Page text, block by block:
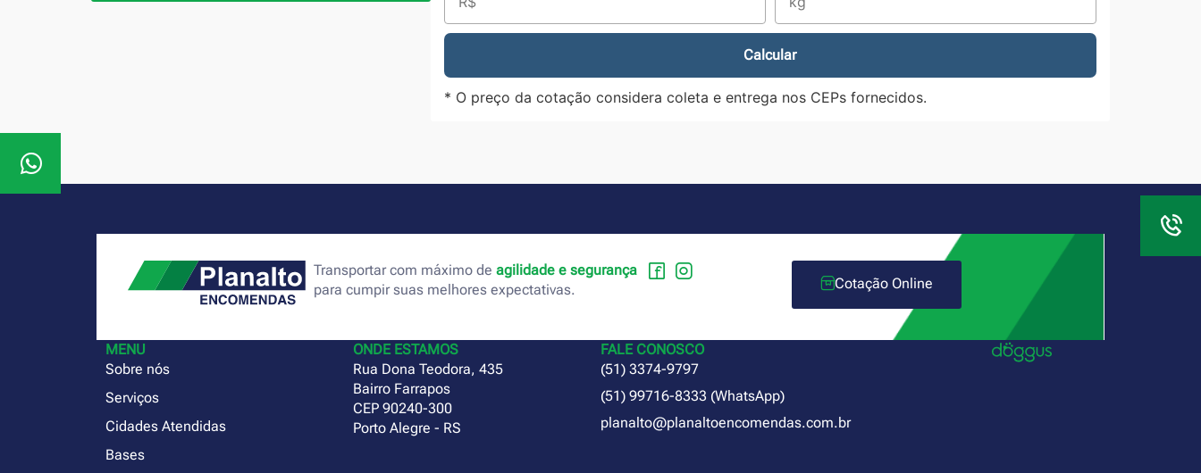
Calcular
* O preço da cotação considera coleta e entrega nos CEPs fornecidos.
Transportar com máximo deagilidade e segurança
para cumpir suas melhores expectativas.
Cotação Online
MENU
Sobre nós
Serviços
Cidades Atendidas
Bases
ONDE ESTAMOS
Rua Dona Teodora, 435
Bairro Farrapos
CEP 90240-300
Porto Alegre - RS
FALE CONOSCO
(51) 3374-9797
(51) 99716-8333 (WhatsApp)
planalto@planaltoencomendas.com.br